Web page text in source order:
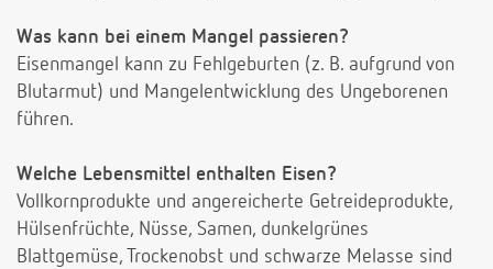
Was kann bei einem Mangel passieren?
Eisenmangel kann zu Fehlgeburten (z. B. aufgrund von
Blutarmut) und Mangelentwicklung des Ungeborenen
führen.
Welche Lebensmittel enthalten Eisen?
Vollkornprodukte und angereicherte Getreideprodukte,
Hülsenfrüchte, Nüsse, Samen, dunkelgrünes
Blattgemüse, Trockenobst und schwarze Melasse sind